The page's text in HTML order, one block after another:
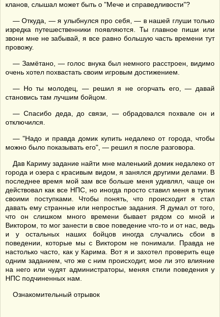
кланов, слышал может быть о "Мече и справедливости"?
— Откуда, — я улыбнулся про себя, — в нашей глуши только
изредка путешественники появляются. Ты главное пиши или
звони мне не забывай, я все равно большую часть времени тут
провожу.
— Замётано, — голос внука был немного расстроен, видимо
очень хотел похвастать своим игровым достижением.
— Но ты молодец, — решил я не огорчать его, — давай
становись там лучшим бойцом.
— Спасибо деда, до связи, — обрадовался похвале он и
отключился.
— "Надо и правда домик купить недалеко от города, чтобы
можно было показывать его", — решил я после разговора.
Дав Кариму задание найти мне маленький домик недалеко от
города и озера с красивым видом, я занялся другими делами. В
последнее время мой зам все больше меня удивлял, чаще он
действовал как все НПС, но иногда просто ставил меня в тупик
своими поступками. Чтобы понять, что происходит я стал
давать ему странные или непростые задания. Я думал от того,
что он слишком много времени бывает рядом со мной и
Виктором, то мог занести в свое поведение что-то и от нас, ведь
и у остальных наших бойцов иногда случались сбои в
поведении, которые мы с Виктором не понимали. Правда не
настолько часто, как у Карима. Вот я и захотел проверить еще
одним заданием, что же с ним происходит, мое ли это влияние
на него или чудят администраторы, меняя стили поведения у
НПС подчиненных нам.
Ознакомительный отрывок